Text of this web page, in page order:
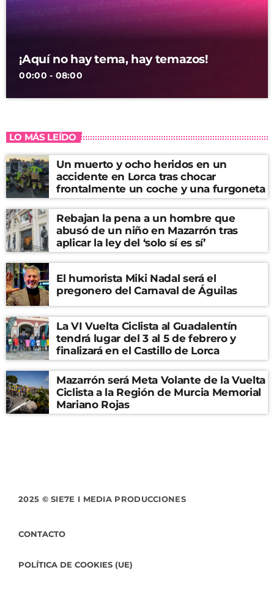
¡Aquí no hay tema, hay temazos!
00:00 - 08:00
LO MÁS LEÍDO
Un muerto y ocho heridos en un
accidente en Lorca tras chocar
frontalmente un coche y una furgoneta
Rebajan la pena a un hombre que
abusó de un niño en Mazarrón tras
aplicar la ley del ‘solo sí es sí’
El humorista Miki Nadal será el
pregonero del Carnaval de Águilas
La VI Vuelta Ciclista al Guadalentín
tendrá lugar del 3 al 5 de febrero y
finalizará en el Castillo de Lorca
Mazarrón será Meta Volante de la Vuelta
Ciclista a la Región de Murcia Memorial
Mariano Rojas
2025 © SIE7E I MEDIA PRODUCCIONES
CONTACTO
POLÍTICA DE COOKIES (UE)